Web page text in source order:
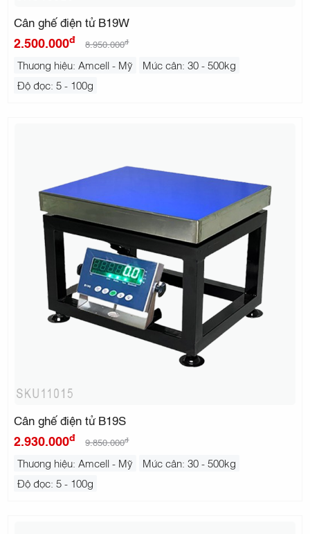
Cân ghế điện tử B19W
2.500.000đ 8.950.000đ
Thương hiệu: Amcell - Mỹ
Mức cân: 30 - 500kg
Độ đọc: 5 - 100g
Cân ghế điện tử B19S
2.930.000đ 9.850.000đ
Thương hiệu: Amcell - Mỹ
Mức cân: 30 - 500kg
Độ đọc: 5 - 100g